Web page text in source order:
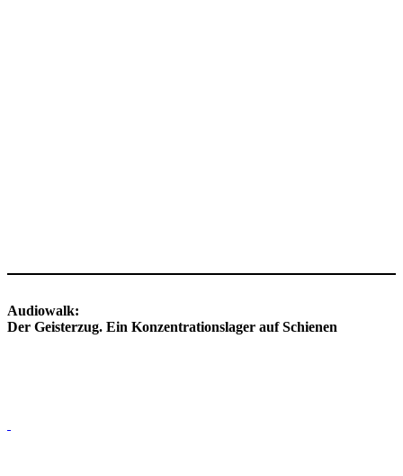
Audiowalk:
Der Geisterzug. Ein Konzentrationslager auf Schienen